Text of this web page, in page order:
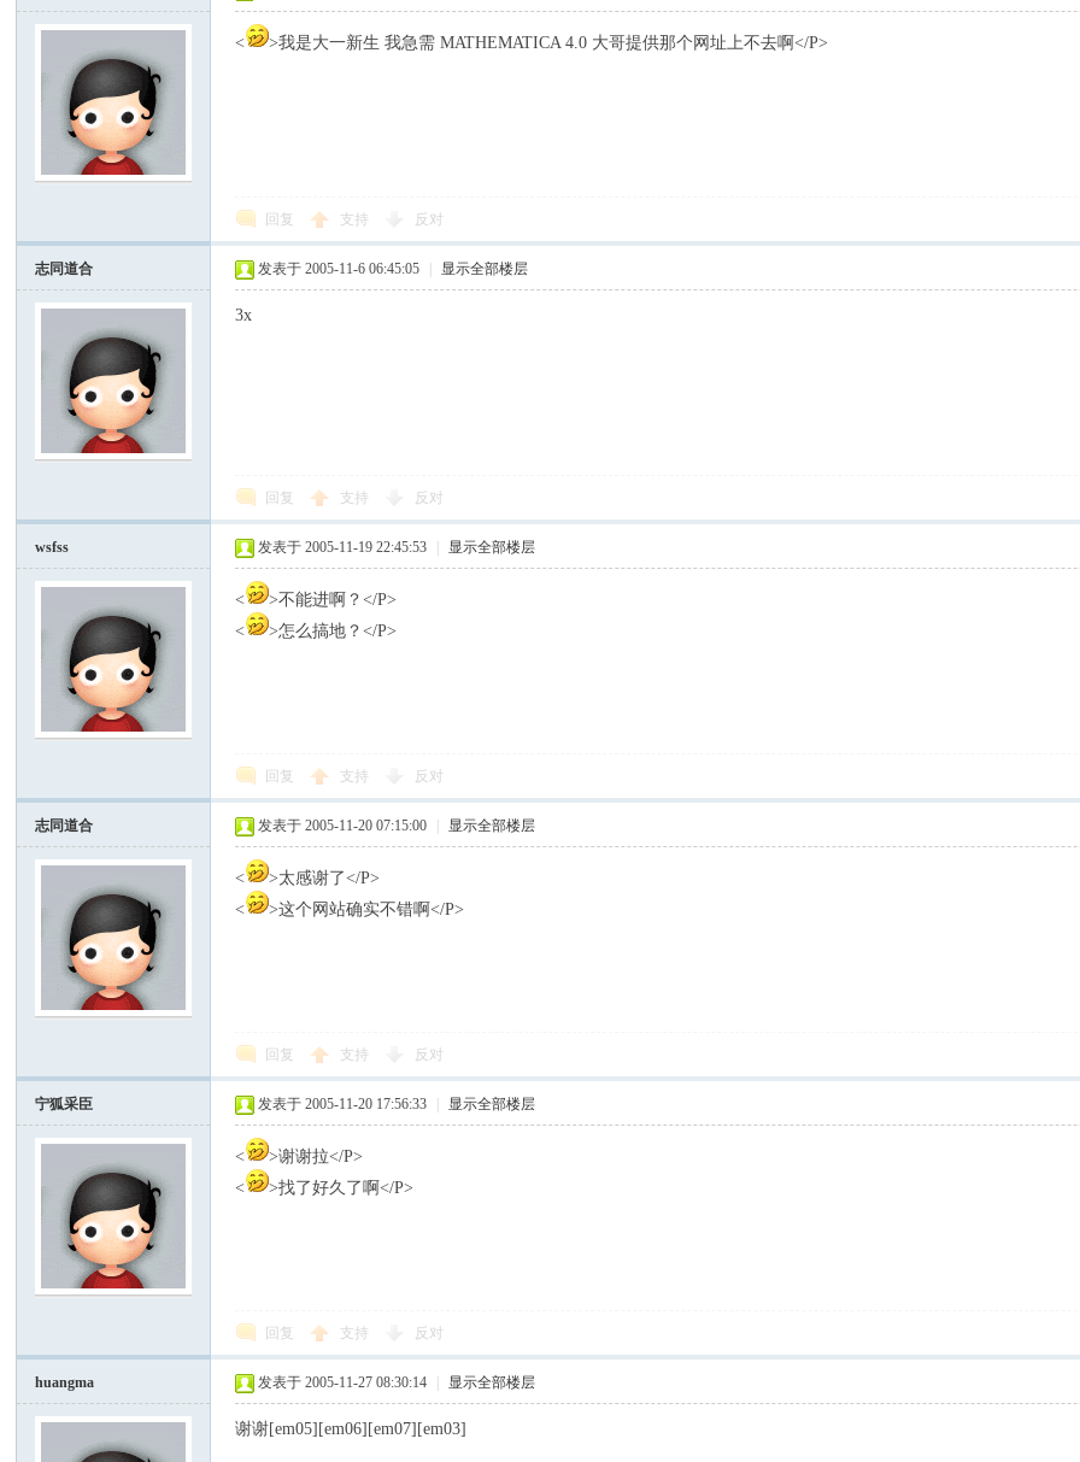
< >我是大一新生 我急需 MATHEMATICA 4.0 大哥提供那个网址上不去啊</P>
回复 支持 反对
志同道合 发表于 2005-11-6 06:45:05 显示全部楼层
3x
回复 支持 反对
wsfss 发表于 2005-11-19 22:45:53 显示全部楼层
<
>不能进啊？</P>
<
>怎么搞地？</P>
回复 支持 反对
志同道合 发表于 2005-11-20 07:15:00 显示全部楼层
<
>太感谢了</P>
<
>这个网站确实不错啊</P>
回复 支持 反对
宁狐采臣 发表于 2005-11-20 17:56:33 显示全部楼层
<
>谢谢拉</P>
<
>找了好久了啊</P>
回复 支持 反对
huangma 发表于 2005-11-27 08:30:14 显示全部楼层
谢谢[em05][em06][em07][em03]